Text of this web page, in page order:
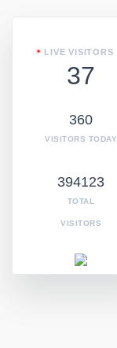
LIVE VISITORS
37
360
VISITORS TODAY
394123
TOTAL
VISITORS